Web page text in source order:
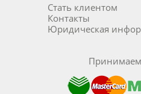
Стать клиентом
Контакты
Юридическая
Принимаем